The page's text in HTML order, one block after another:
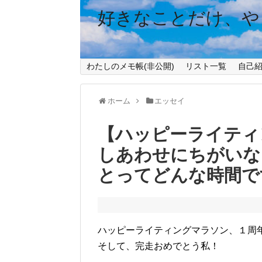
好きなことだけ、
わたしのメモ帳(非公開) リスト一覧 自己
ホーム エッセイ
【ハッピーライテ
しあわせにちがい
とってどんな時間
ハッピーライティングマラソン、１周
そして、完走おめでとう私！